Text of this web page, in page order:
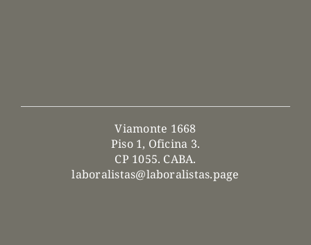
Viamonte 1668
Piso 1, Oficina 3.
CP 1055. CABA.
laboralistas@laboralistas.page